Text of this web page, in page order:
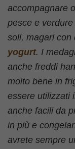
accompagnare
pesce e
soli, magari con
yogurt. I
anche freddi
molto bene in
essere utilizzati
anche facili da
in più e
avrete sempre